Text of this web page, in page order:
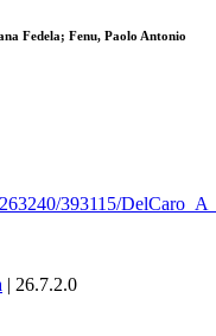
Fedela; Fenu, Paolo Antonio
393115/
| 26.7.2.0